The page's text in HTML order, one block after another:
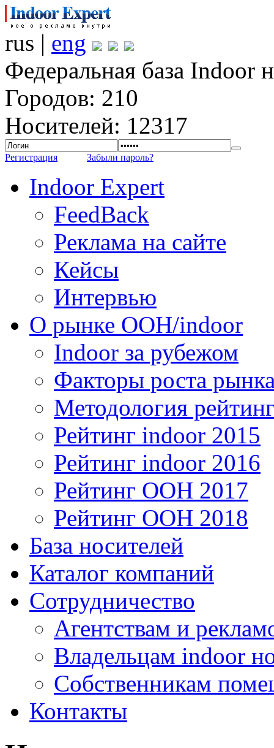
rus | eng
Федеральная база Indoor
Городов: 210
Носителей: 12317
Регистрация Забыли пароль?
Indoor Expert
FeedBack
Реклама на сайте
Кейсы
Интервью
О рынке OOH/indoor
Indoor за рубежом
Факторы роста
Методология
Рейтинг indoor 2015
Рейтинг indoor 2016
Рейтинг OOH 2017
Рейтинг OOH 2018
База носителей
Каталог компаний
Сотрудничество
Агентствам и
Владельцам indoor
Собственникам
Контакты